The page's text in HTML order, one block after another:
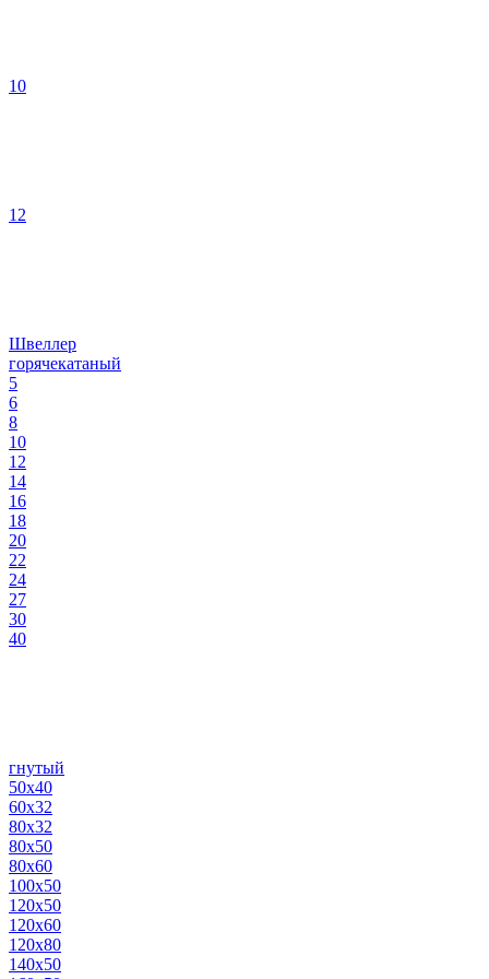
10
12
Швеллер
горячекатаный
5
6
8
10
12
14
16
18
20
22
24
27
30
40
гнутый
50х40
60х32
80х32
80х50
80х60
100х50
120х50
120х60
120х80
140х50